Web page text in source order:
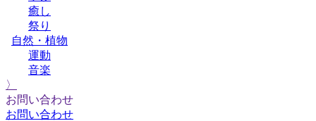
癒し
祭り
自然・植物
運動
音楽
〉
お問い合わせ
お問い合わせ